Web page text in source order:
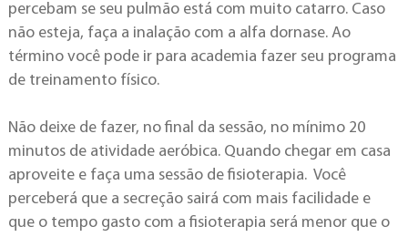
percebam se seu pulmão está com muito catarro. Caso
não esteja, faça a inalação com a alfa dornase. Ao
término você pode ir para academia fazer seu programa
de treinamento físico.
Não deixe de fazer, no final da sessão, no mínimo 20
minutos de atividade aeróbica. Quando chegar em casa
aproveite e faça uma sessão de fisioterapia. Você
perceberá que a secreção sairá com mais facilidade e
que o tempo gasto com a fisioterapia será menor que o